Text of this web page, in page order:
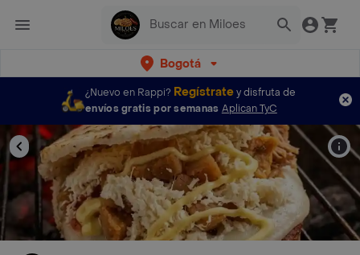
Bogotá
¿Nuevo en Rappi? Regístratey disfruta de
envíos gratis por semanas Aplican TyC